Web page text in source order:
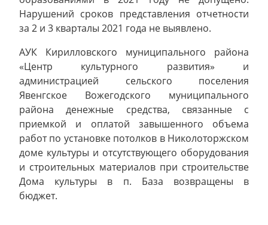
Нарушений сроков представления отчетности
за 2 и 3 кварталы 2021 года не выявлено.
АУК Кирилловского муниципального района
«Центр культурного развития» и
администрацией сельского поселения
Явенгское Вожегодского муниципального
района денежные средства, связанные с
приемкой и оплатой завышенного объема
работ по установке потолков в Николоторжском
доме культуры и отсутствующего оборудования
и строительных материалов при строительстве
Дома культуры в п. База возвращены в
бюджет.